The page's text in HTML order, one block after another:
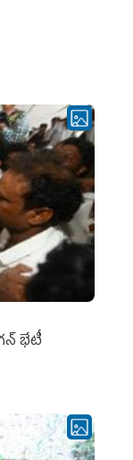
భేటీ